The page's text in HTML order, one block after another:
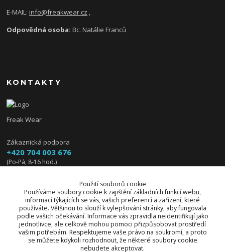
E-MAIL:info@freakwear.cz ,
Odpovědná osoba:Bc. Natálie Franců
KONTAKTY
Freak Wear
Zákaznická podpora
+420 704 003 676
(Po-Pá, 8-16 hod.)
info@freakwear.czPoužití souborů cookie
Používáme soubory cookie k zajištění základních funkcí webu,
informací týkajících se vás, vašich preferencí a zařízení, které
používáte. Většinou to slouží k vylepšování stránky, aby fungovala
podle vašich očekávání. Informace vás zpravidla neidentifikují jako
jednotlivce, ale celkově mohou pomoci přizpůsobovat prostředí
vašim potřebám. Respektujeme vaše právo na soukromí, a proto
se můžete kdykoli rozhodnout, že některé soubory cookie
nebudete akceptovat.